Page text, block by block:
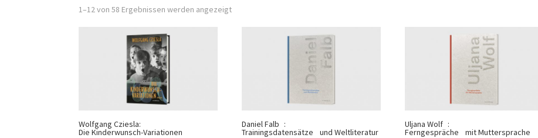
1–12 von 58 Ergebnissen werden angezeigt
Wolfgang Cziesla:
Die Kinderwunsch-Variationen
Daniel Falb :
Trainingsdatensätze und Weltliteratur
Uljana Wolf :
Ferngespräche mit Muttersprache